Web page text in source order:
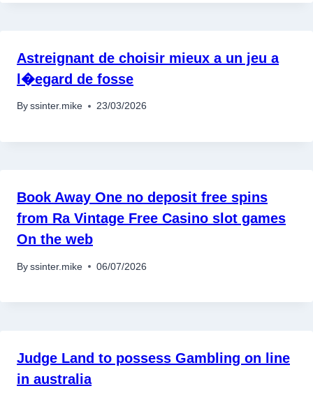
Astreignant de choisir mieux a un jeu a
l�egard de fosse
By ssinter.mike 23/03/2026
Book Away One no deposit free spins
from Ra Vintage Free Casino slot games
On the web
By ssinter.mike 06/07/2026
Judge Land to possess Gambling on line
in australia